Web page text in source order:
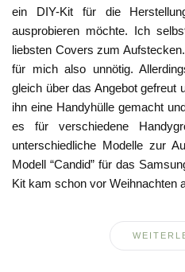
ein DIY-Kit für die
ausprobieren möchte. Ich
liebsten Covers zum
für mich also unnötig.
gleich über das Angebot gefreut
ihn eine Handyhülle gemacht
es für verschiedene
unterschiedliche Modelle zur
Modell “Candid” für das
Kit kam schon vor Weihnachten